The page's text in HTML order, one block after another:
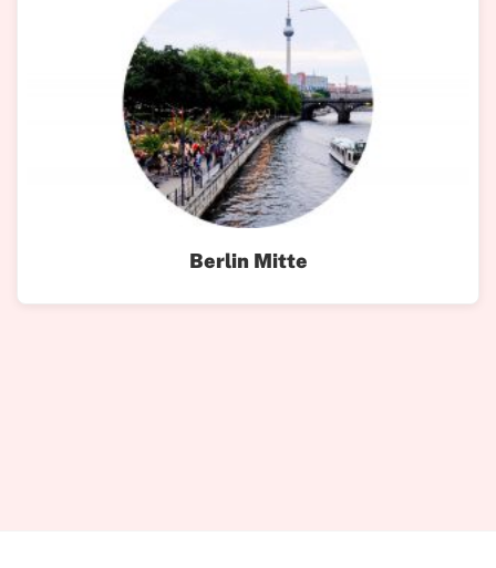
Berlin Mitte